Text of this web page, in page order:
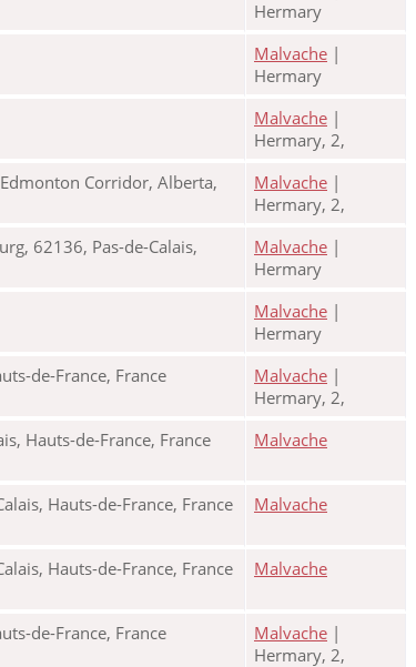
Hermary
Malvache |
Hermary
Malvache |
Hermary, 2,
Corridor, Alberta,
Malvache |
Hermary, 2,
62136, Pas-de-Calais,
Malvache |
Hermary
Malvache |
Hermary
de-France, France Malvache |
Hermary, 2,
Hauts-de-France, France Malvache
Hauts-de-France, France Malvache
Hauts-de-France, France Malvache
de-France, France Malvache |
Hermary, 2,